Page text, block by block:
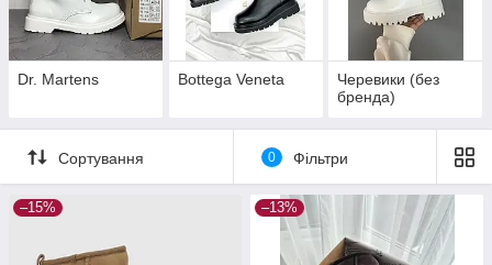
Dr. Martens Bottega Veneta
Черевики (без
бренда)
Сортування 0 Фільтри
–15% –13%